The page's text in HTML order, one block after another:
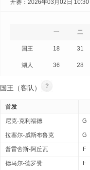
开赛：2026年03月02日 10:30
一 二
国王 18 31
湖人 36 28
国王（客队） ?
首发
尼克-克利福德 G
拉塞尔-威斯布鲁克 G
普雷舍斯-阿丘瓦 F
德马尔-德罗赞 F